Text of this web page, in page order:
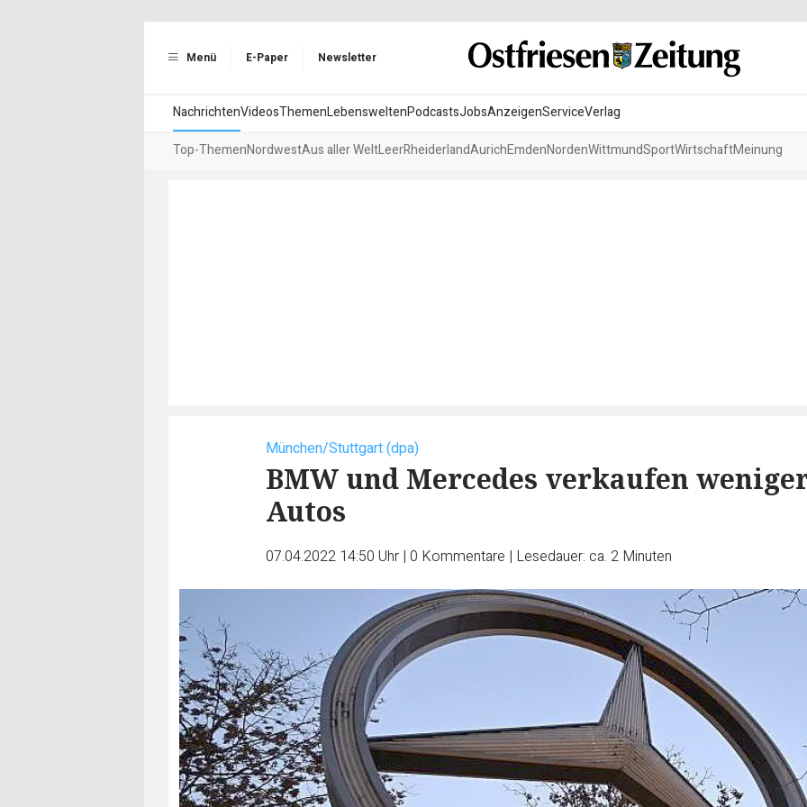
Menü E-Paper Newsletter
NachrichtenVideosThemenLebensweltenPodcastsJobsAnzeigenServiceVerlag
Top-ThemenNordwestAus aller WeltLeerRheiderlandAurichEmdenNordenWittmundSportWirtschaftMeinung
München/Stuttgart (dpa)
BMW und Mercedes verkaufen
Autos
07.04.2022 14:50 Uhr | 0 Kommentare | Lesedauer: ca. 2 Minuten